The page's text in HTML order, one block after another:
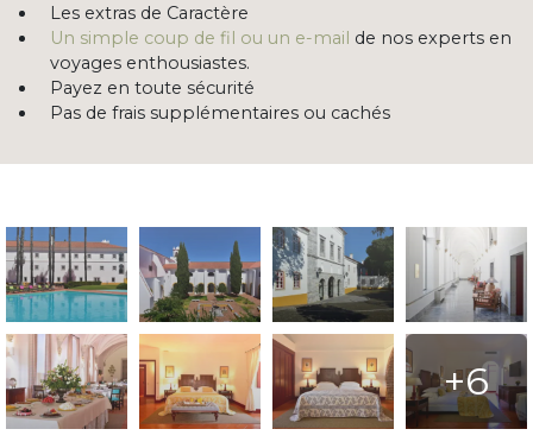
Les extras de Caractère
Un simple coup de fil ou un e-mail de nos experts en
voyages enthousiastes.
Payez en toute sécurité
Pas de frais supplémentaires ou cachés
+6